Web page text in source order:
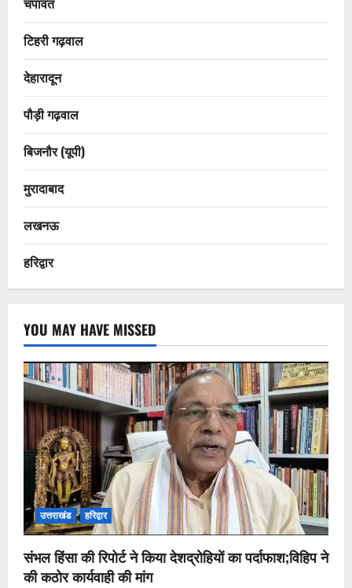
टिहरी गढ़वाल
देहारादून
पौड़ी गढ़वाल
बिजनौर (यूपी)
मुरादाबाद
लखनऊ
हरिद्वार
YOU MAY HAVE MISSED
उत्तराखंड हरिद्वार
संभल हिंसा की रिपोर्ट ने किया देशद्रोहियों का पर्दाफाश;विहिप ने
की कठोर कार्यवाही की मांग